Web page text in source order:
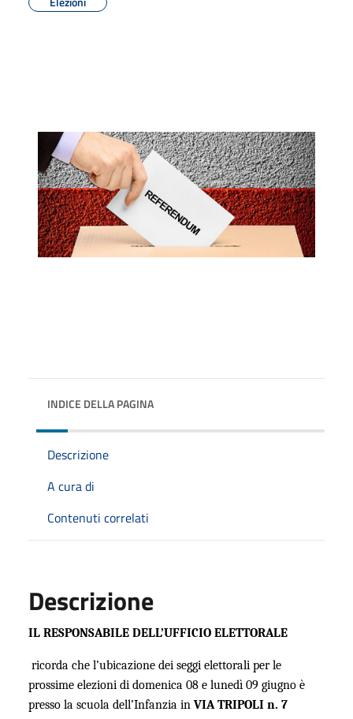
INDICE DELLA PAGINA
Descrizione
A cura di
Contenuti correlati
Descrizione
IL RESPONSABILE DELL’UFFICIO ELETTORALE
ricorda che l’ubicazione dei seggi elettorali per le
prossime elezioni di domenica 08 e lunedì 09 giugno è
presso la scuola dell’Infanzia in VIA TRIPOLI n. 7